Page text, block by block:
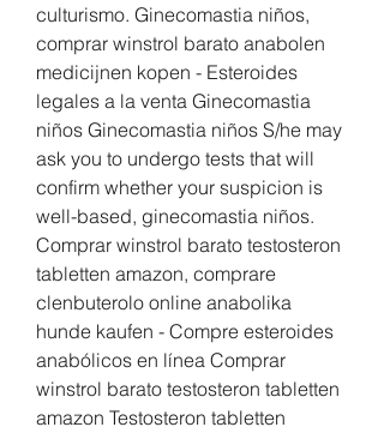
culturismo. Ginecomastia niños,
comprar winstrol barato anabolen
medicijnen kopen - Esteroides
legales a la venta Ginecomastia
niños Ginecomastia niños S/he may
ask you to undergo tests that will
confirm whether your suspicion is
well-based, ginecomastia niños.
Comprar winstrol barato testosteron
tabletten amazon, comprare
clenbuterolo online anabolika
hunde kaufen - Compre esteroides
anabólicos en línea Comprar
winstrol barato testosteron tabletten
amazon Testosteron tabletten